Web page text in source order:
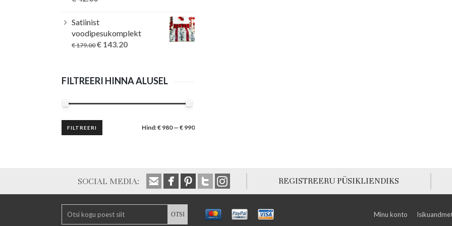
Satiinist
voodipesukomplekt
€179.00 Original
€ 179.00.
€ 143.20Current
€ 143.20.
FILTREERI HINNA ALUSEL
Minimaalne
hind
Maksimaalne
hind
FILTREERI Hind:€ 980— € 990
SOCIAL MEDIA: REGISTREERU PÜSIKLIENDIKS
Minu konto